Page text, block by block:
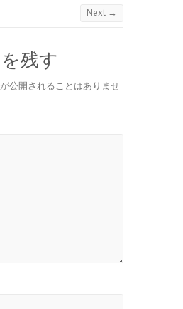
Next →
残す
公開されることはありませ